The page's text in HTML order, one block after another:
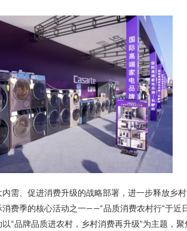
需、促进消费升级的战略部署，进一步释放乡
费季的核心活动之一——“品质消费农村行”于近
“品牌品质进农村，乡村消费再升级”为主题，聚